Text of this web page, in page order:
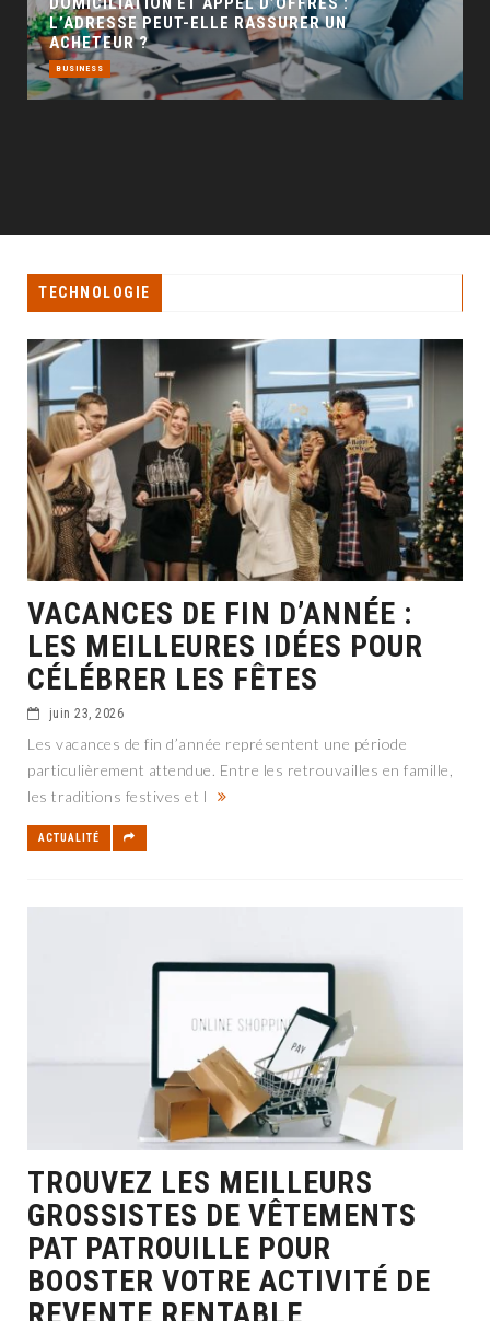
TECHNOLOGIE
VACANCES DE FIN D’ANNÉE :
LES MEILLEURES IDÉES POUR
CÉLÉBRER LES FÊTES
juin 23, 2026
Les vacances de fin d’année représentent une période
particulièrement attendue. Entre les retrouvailles en famille,
les traditions festives et l
ACTUALITÉ
TROUVEZ LES MEILLEURS
GROSSISTES DE VÊTEMENTS
PAT PATROUILLE POUR
BOOSTER VOTRE ACTIVITÉ DE
REVENTE RENTABLE